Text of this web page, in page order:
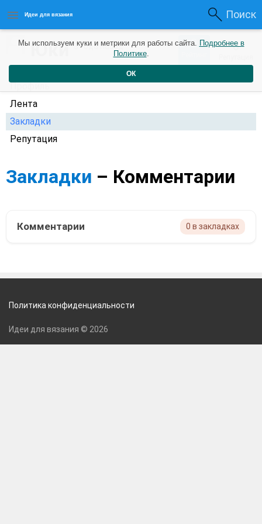
Идеи для вязания Поиск
Юки 3 года назад 0 0
Профиль
Лента
Закладки
Репутация
Закладки – Комментарии
Комментарии 0 в закладках
Мы используем куки и метрики для работы сайта. Подробнее в
Политике.
ОК
Политика конфиденциальности
Идеи для вязания © 2026